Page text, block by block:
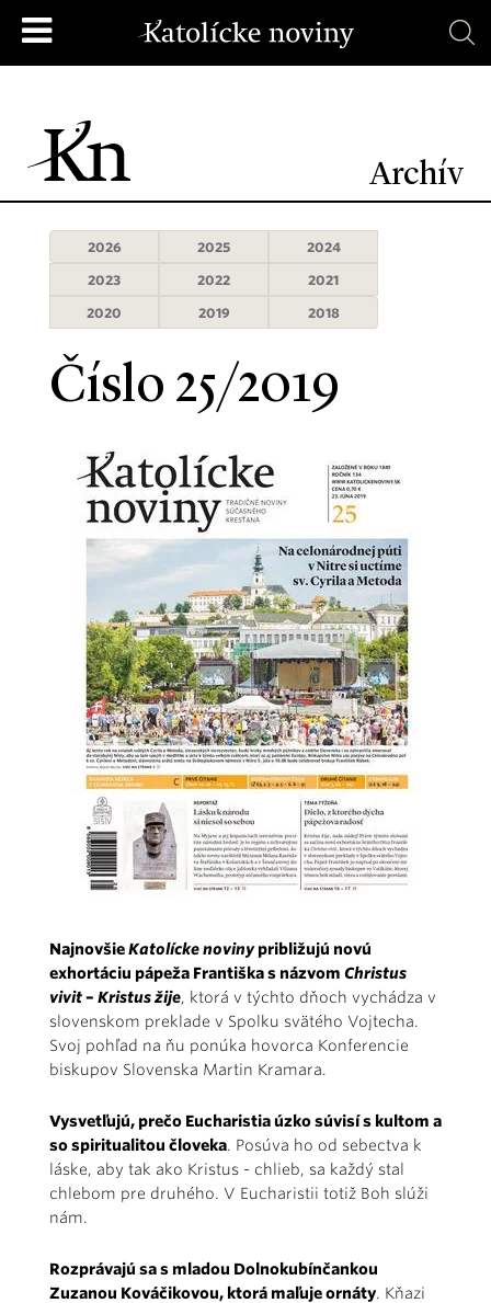
Archív
2026 2025
2024
2023
2022
2021
2020
2019 2018
Číslo 25/2019
NajnovšieKatolícke novinypribližujú novú
exhortáciu pápeža Františka s názvom Christus
vivit– Kristus žije, ktorá v týchto dňoch vychádza v
slovenskom preklade v Spolku svätého Vojtecha.
Svoj pohľad na ňu ponúka hovorca Konferencie
biskupov Slovenska Martin Kramara.
Vysvetľujú, prečo Eucharistia úzko súvisí s kultom a
so spiritualitou človeka. Posúva ho od sebectva k
láske, aby tak ako Kristus - chlieb, sa každý stal
chlebom pre druhého. V Eucharistii totiž Boh slúži
nám.
Rozprávajú sa s mladou Dolnokubínčankou
Zuzanou Kováčikovou, ktorá maľuje ornáty. Kňazi